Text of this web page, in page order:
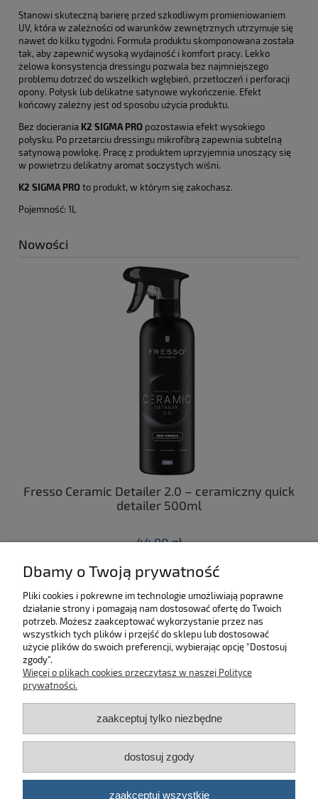
Stanowi skuteczną barierę przed szkodliwym promieniowaniem
UV, która w zależności od warunków zewnętrznych utrzymuje się
nawet do kilku tygodni. Formuła produktu skomponowana została
tak, aby zapewnić wysoką wydajność i komfort pracy. Lekko
żelowa konsystencja dressingu pozwala bez najmniejszego
problemu dotrzeć do wszelkich wgłębień, przetłoczeń i perforacji
opony. Połysk lub delikatne satynowe wykończenie. Efekt
końcowy zależny jest od sposobu użycia produktu.
Bez docierania K2 SIGMA PRO pozostawia efekt wysokiego
połysku. Po przetarciu dressingu mikrofibrą zapewnia subtelną
satynową powłokę. Pracę z produktem uprzyjemnia unoszący się
w powietrzu delikatny aromat soczystych wiśni.
K2 SIGMA PRO to produkt, w którym się zakochasz.
Pojemność: 1L
Nowości
Fresso Ceramic Detailer 2.0 – ceramiczny quick
detailer 500ml
44,90 zł
do koszyka
SKLEP
MOJE KONTO
BĄDŹ NA BIEŻĄCO!
Kosmetyki samochodowe Automotive Care©2026 | PlatformaShoper
Dbamy o Twoją prywatność
Pliki cookies i pokrewne im technologie umożliwiają poprawne
działanie strony i pomagają nam dostosować ofertę do Twoich
potrzeb. Możesz zaakceptować wykorzystanie przez nas
wszystkich tych plików i przejść do sklepu lub dostosować
użycie plików do swoich preferencji, wybierając opcję "Dostosuj
zgody".
Więcej o plikach cookies przeczytasz w naszej Polityce
prywatności.
zaakceptuj tylko niezbędne
dostosuj zgody
zaakceptuj wszystkie